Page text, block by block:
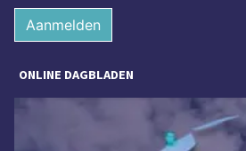
Aanmelden
ONLINE DAGBLADEN